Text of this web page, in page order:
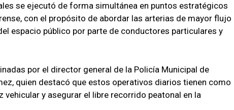
se ejecutó de forma simultánea en puntos estratégicos
con el propósito de abordar las arterias de mayor flujo
espacio público por parte de conductores particulares y
por el director general de la Policía Municipal de
quien destacó que estos operativos diarios tienen como
y asegurar el libre recorrido peatonal en la